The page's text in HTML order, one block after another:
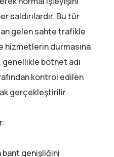
saldırılardır. Bu tür
gelen sahte trafikle
hizmetlerin durmasına
genellikle botnet adı
kontrol edilen
gerçekleştirilir.
bant genişliğini